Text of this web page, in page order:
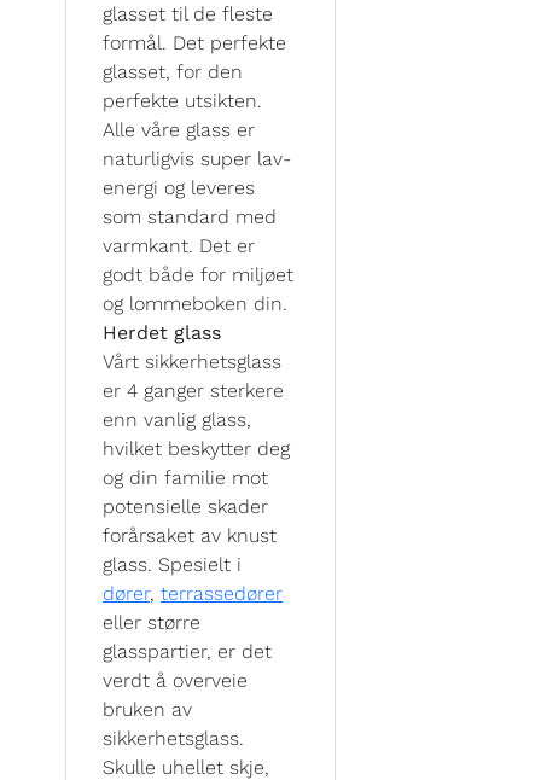
glasset til de fleste
formål. Det perfekte
glasset, for den
perfekte utsikten.
Alle våre glass er
naturligvis super lav-
energi og leveres
som standard med
varmkant. Det er
godt både for miljøet
og lommeboken din.
Herdet glass
Vårt sikkerhetsglass
er 4 ganger sterkere
enn vanlig glass,
hvilket beskytter deg
og din familie mot
potensielle skader
forårsaket av knust
glass. Spesielt i
dører, terrassedører
eller større
glasspartier, er det
verdt å overveie
bruken av
sikkerhetsglass.
Skulle uhellet skje,